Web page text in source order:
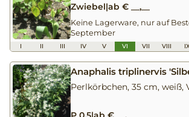
Zwiebel|ab € __,__
Keine Lagerware, nur auf
September
I II III IV V VI VII VIII
Anaphalis triplinervis
Perlkörbchen, 35 cm, weiß,